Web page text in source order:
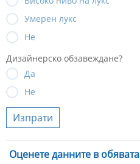
Умерен лукс
Не
Дизайнерско обзавеждане?
Да
Не
Изпрати
Оценете данните в обявата